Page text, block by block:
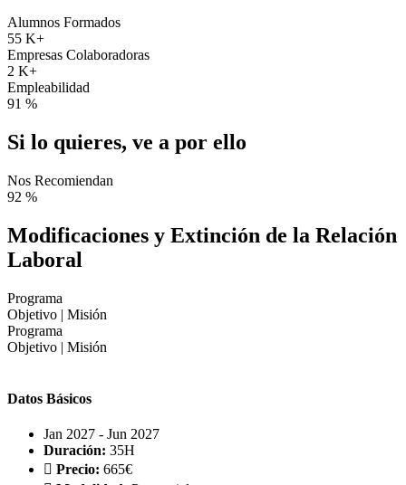
Alumnos Formados
55 K+
Empresas Colaboradoras
2 K+
Empleabilidad
91 %
Si lo quieres, ve a por ello
Nos Recomiendan
92 %
Modificaciones y Extinción de la Relación
Laboral
Programa
Objetivo | Misión
Programa
Objetivo | Misión
Datos Básicos
Jan 2027 - Jun 2027
Duración: 35H
Precio: 665€